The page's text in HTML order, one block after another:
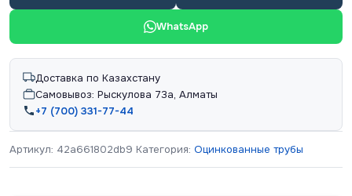
WhatsApp
Доставка по Казахстану
Самовывоз: Рыскулова 73а, Алматы
+7 (700) 331-77-44
Артикул: 42a661802db9 Категория: Оцинкованные трубы